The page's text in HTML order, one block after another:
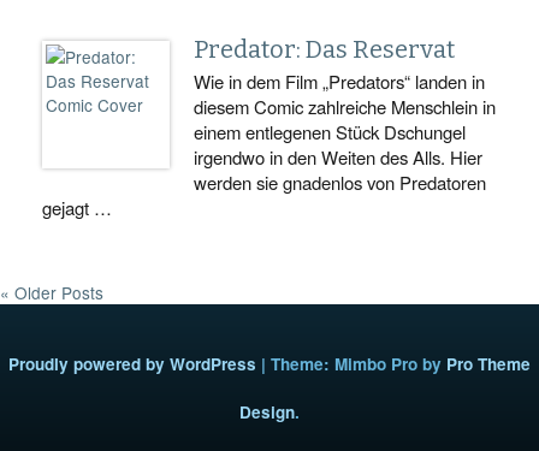
Predator: Das Reservat
Wie in dem Film „Predators“ landen in
diesem Comic zahlreiche Menschlein in
einem entlegenen Stück Dschungel
irgendwo in den Weiten des Alls. Hier
werden sie gnadenlos von Predatoren
gejagt …
« Older Posts
Proudly powered by WordPress | Theme: Mimbo Pro by Pro Theme
Design.